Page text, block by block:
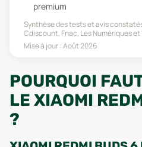
premium
Synthèse des tests et avis
Cdiscount, Fnac, Les Numériqueset
Mise à jour :Août 2026
POURQUOI
LE XIAOMI
?